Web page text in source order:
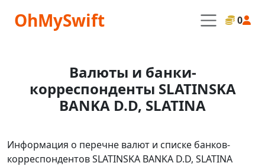
OhMySwift 0
Валюты и банки-
корреспонденты SLATINSKA
BANKA D.D, SLATINA
Информация о перечне валют и списке банков-
корреспондентов SLATINSKA BANKA D.D, SLATINA